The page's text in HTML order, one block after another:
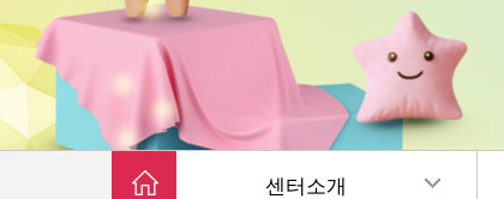
센터소개